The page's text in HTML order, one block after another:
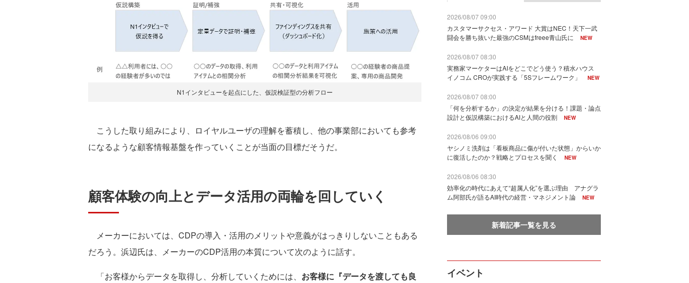
N1インタビューを起点にした、仮説検証型の分析フロー
こうした取り組みにより、ロイヤルユーザの理解を蓄積し、他の事業部においても参考
になるような顧客情報基盤を作っていくことが当面の目標だそうだ。
顧客体験の向上とデータ活用の両輪を回していく
メーカーにおいては、CDPの導入・活用のメリットや意義がはっきりしないこともある
だろう。浜辺氏は、メーカーのCDP活用の本質について次のように話す。
「お客様からデータを取得し、分析していくためには、 お客様に『データを渡しても良
2026/08/07 09:00
カスタマーサクセス・アワード 大賞はNEC！天下一武
闘会を勝ち抜いた最強のCSMはfreee青山氏に
NEW
2026/08/07 08:30
実務家マーケターはAIをどこでどう使う？積水ハウス
イノコム CROが実践する「5Sフレームワーク」
NEW
2026/08/07 08:00
「何を分析するか」の決定が結果を分ける！課題・論点
設計と仮説構築におけるAIと人間の役割
NEW
2026/08/06 09:00
ヤシノミ洗剤は「看板商品に傷が付いた状態」からいか
に復活したのか？戦略とプロセスを聞く
NEW
2026/08/06 08:30
効率化の時代にあえて“超属人化”を選ぶ理由 アナグラ
ム阿部氏が語るAI時代の経営・マネジメント論
NEW
新着記事一覧を見る
イベント